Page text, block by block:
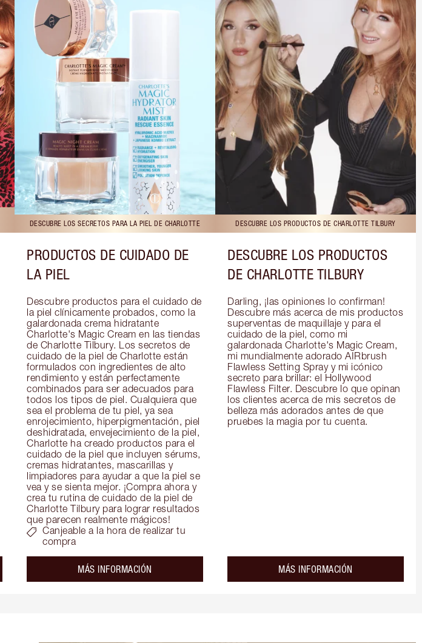
DESCUBRE LOS SECRETOS PARA LA PIEL DE CHARLOTTE
PRODUCTOS DE CUIDADO DE
LA PIEL
Descubre productos para el cuidado de
la piel clínicamente probados, como la
galardonada crema hidratante
Charlotte's Magic Cream en las tiendas
de Charlotte Tilbury. Los secretos de
cuidado de la piel de Charlotte están
formulados con ingredientes de alto
rendimiento y están perfectamente
combinados para ser adecuados para
todos los tipos de piel. Cualquiera que
sea el problema de tu piel, ya sea
enrojecimiento, hiperpigmentación, piel
deshidratada, envejecimiento de la piel,
Charlotte ha creado productos para el
cuidado de la piel que incluyen sérums,
cremas hidratantes, mascarillas y
limpiadores para ayudar a que la piel se
vea y se sienta mejor. ¡Compra ahora y
crea tu rutina de cuidado de la piel de
Charlotte Tilbury para lograr resultados
que parecen realmente mágicos!
Canjeable a la hora de realizar tu
compra
MÁS INFORMACIÓN
DESCUBRE LOS PRODUCTOS DE CHARLOTTE TILBURY
DESCUBRE LOS PRODUCTOS
DE CHARLOTTE TILBURY
Darling, ¡las opiniones lo confirman!
Descubre más acerca de mis productos
superventas de maquillaje y para el
cuidado de la piel, como mi
galardonada Charlotte's Magic Cream,
mi mundialmente adorado AIRbrush
Flawless Setting Spray y mi icónico
secreto para brillar: el Hollywood
Flawless Filter. Descubre lo que opinan
los clientes acerca de mis secretos de
belleza más adorados antes de que
pruebes la magia por tu cuenta.
MÁS INFORMACIÓN